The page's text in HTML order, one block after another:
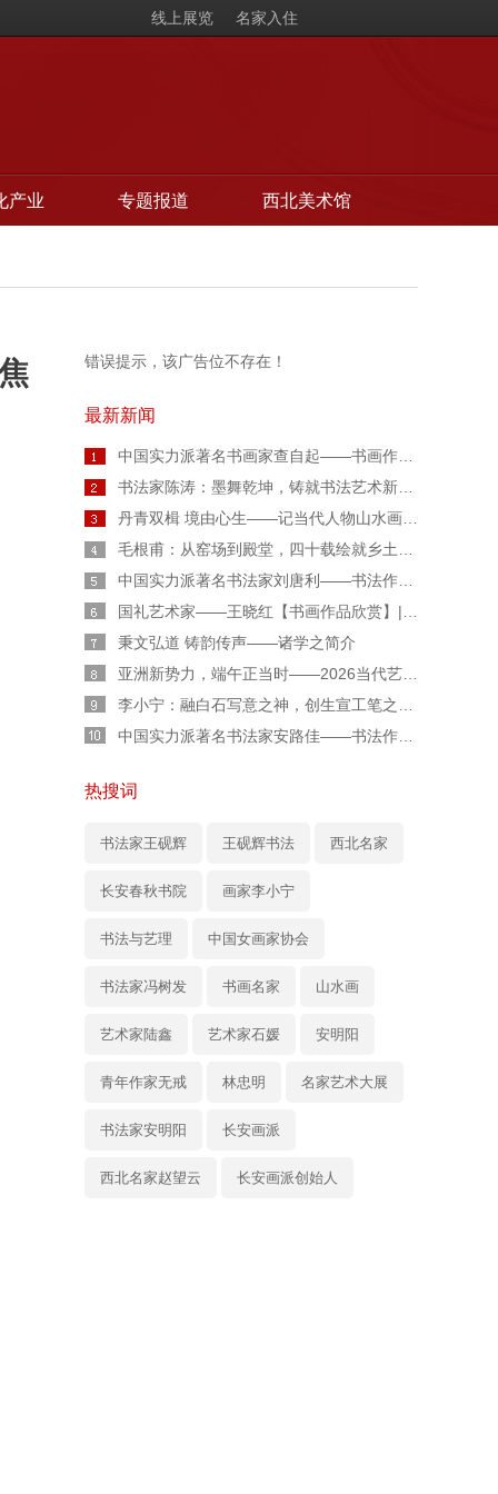
线上展览 名家入住
产业 专题报道 西北美术馆
错误提示，该广告位不存在！
最新新闻
秉文弘道 铸韵传声——诸学之简介
热搜词
书法家王砚辉 王砚辉书法 西北名家
长安春秋书院 画家李小宁
书法与艺理 中国女画家协会
书法家冯树发 书画名家 山水画
艺术家陆鑫 艺术家石媛 安明阳
青年作家无戒 林忠明 名家艺术大展
书法家安明阳 长安画派
西北名家赵望云 长安画派创始人